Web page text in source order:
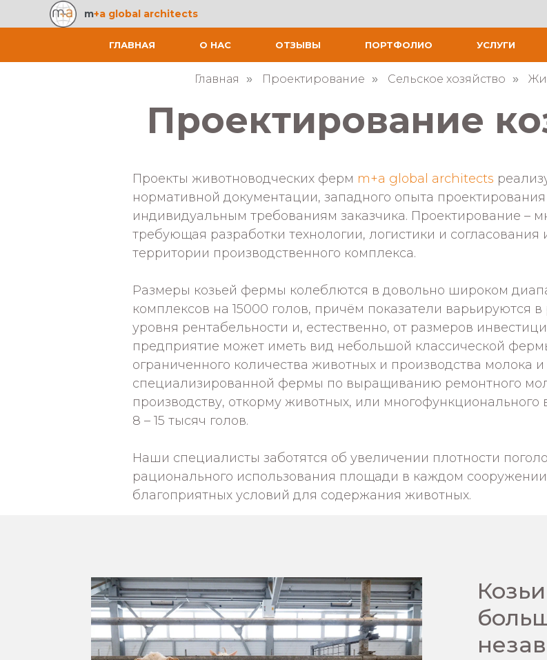
m+a global architects
ГЛАВНАЯ
О НАС ОТЗЫВЫ ПОРТФОЛИО УСЛУГИ
Главная » Проектирование » Сельское хозяйство »
Проектирование
Проекты животноводческих ферм m+a global architects
нормативной документации, западного опыта
индивидуальным требованиям заказчика. Проектирование –
требующая разработки технологии, логистики и
территории производственного комплекса.
Размеры козьей фермы колеблются в довольно широком
комплексов на 15000 голов, причём показатели варьируются
уровня рентабельности и, естественно, от размеров
предприятие может иметь вид небольшой классической
ограниченного количества животных и производства молока
специализированной фермы по выращиванию ремонтного
производству, откорму животных, или многофункционального
8 – 15 тысяч голов.
Наши специалисты заботятся об увеличении плотности
рационального использования площади в каждом
благоприятных условий для содержания животных.